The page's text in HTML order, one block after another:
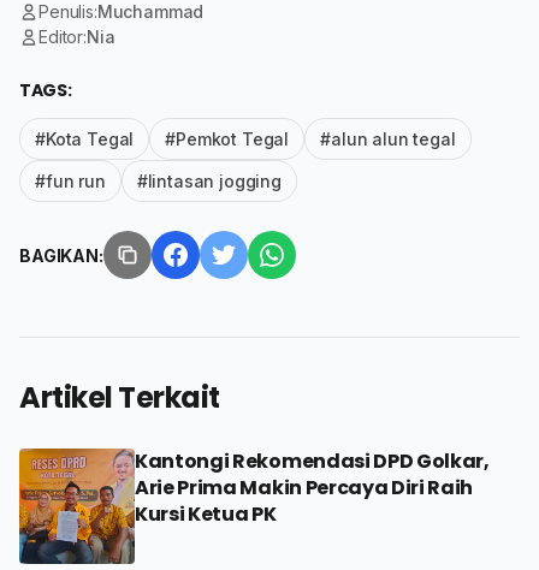
Penulis:Muchammad
Editor:Nia
TAGS:
#Kota Tegal #Pemkot Tegal #alun alun tegal
#fun run #lintasan jogging
BAGIKAN:
Artikel Terkait
Kantongi Rekomendasi DPD Golkar,
Arie Prima Makin Percaya Diri Raih
Kursi Ketua PK